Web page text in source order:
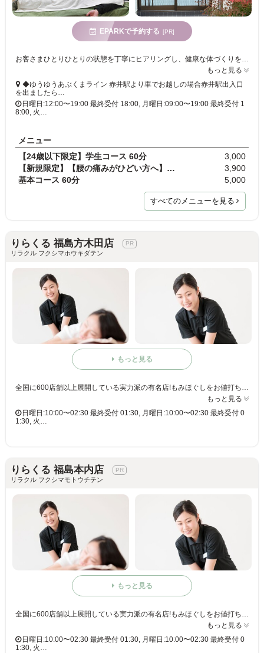
EPARKで予約する [PR]
もっと見る
◆ゆうゆうあぶくまライン 赤井駅より車でお越しの場合赤井駅出入口
を出ましたら…
日曜日:12:00〜19:00 最終受付 18:00, 月曜日:09:00〜19:00 最終受付 1
8:00, 火…
メニュー
【24歳以下限定】学生コース 60分
3,000
【新規限定】【腰の痛みがひどい方へ】基本コース 60…
3,900
基本コース 60分
5,000
すべてのメニューを見る
りらくる 福島方木田店
リラクル フクシマホウキダテン
もっと見る
全国に600店舗以上展開している実力派の有名店!もみほぐしをお値打ち価格で☆60分3,980円(りらくるアプリ会員価格3,600円)
もっと見る
日曜日:10:00〜02:30 最終受付 01:30, 月曜日:10:00〜02:30 最終受付 0
1:30, 火…
りらくる 福島本内店
リラクル フクシマモトウチテン
もっと見る
全国に600店舗以上展開している実力派の有名店!もみほぐしをお値打ち価格で☆60分3,980円(りらくるアプリ会員価格3,600円)
もっと見る
日曜日:10:00〜02:30 最終受付 01:30, 月曜日:10:00〜02:30 最終受付 0
1:30, 火…